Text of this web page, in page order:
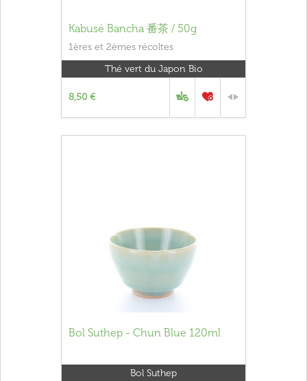
Kabusé Bancha 番茶 / 50g
1ères et 2èmes récoltes
Thé vert du Japon Bio
8,50 €
Bol Suthep - Chun Blue 120ml
Bol Suthep